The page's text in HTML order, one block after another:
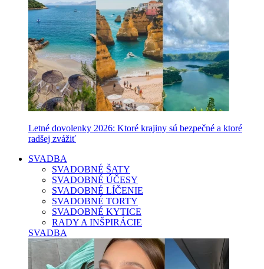
Letné dovolenky 2026: Ktoré krajiny sú bezpečné a ktoré
radšej zvážiť
SVADBA
SVADOBNÉ ŠATY
SVADOBNÉ ÚČESY
SVADOBNÉ LÍČENIE
SVADOBNÉ TORTY
SVADOBNÉ KYTICE
RADY A INŠPIRÁCIE
SVADBA